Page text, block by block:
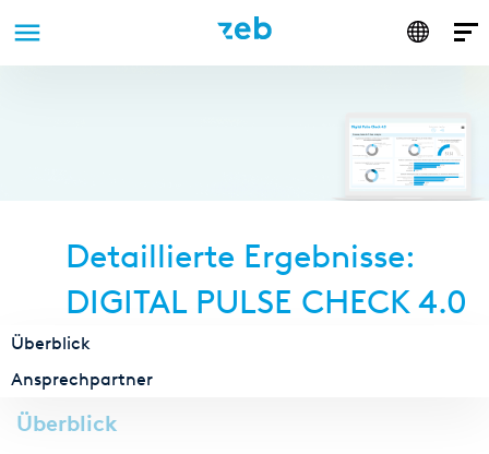
Anmelden
Detaillierte Ergebnisse:
DIGITAL PULSE CHECK 4.0
Überblick
Ansprechpartner
Überblick